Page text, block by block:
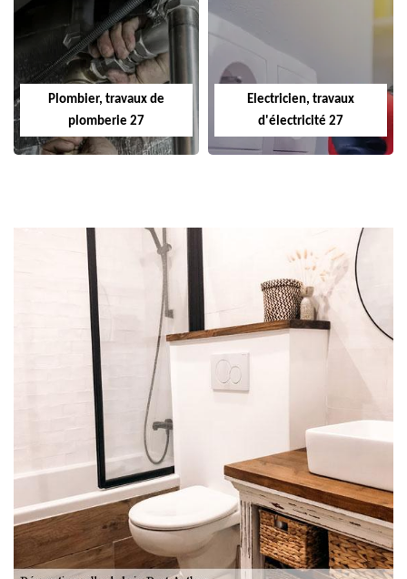
Plombier, travaux de
plomberie 27
Electricien, travaux
d'électricité 27